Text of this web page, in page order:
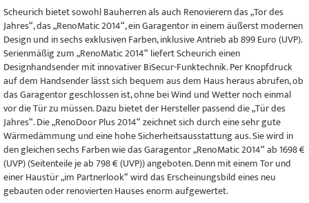
Scheurich bietet sowohl Bauherren als auch Renovierern das „Tor des
Jahres“, das „RenoMatic 2014“, ein Garagentor in einem äußerst modernen
Design und in sechs exklusiven Farben, inklusive Antrieb ab 899 Euro (UVP).
Serienmäßig zum „RenoMatic 2014“ liefert Scheurich einen
Designhandsender mit innovativer BiSecur-Funktechnik. Per Knopfdruck
auf dem Handsender lässt sich bequem aus dem Haus heraus abrufen, ob
das Garagentor geschlossen ist, ohne bei Wind und Wetter noch einmal
vor die Tür zu müssen. Dazu bietet der Hersteller passend die „Tür des
Jahres“. Die „RenoDoor Plus 2014“ zeichnet sich durch eine sehr gute
Wärmedämmung und eine hohe Sicherheitsausstattung aus. Sie wird in
den gleichen sechs Farben wie das Garagentor „RenoMatic 2014“ ab 1698 €
(UVP) (Seitenteile je ab 798 € (UVP)) angeboten. Denn mit einem Tor und
einer Haustür „im Partnerlook“ wird das Erscheinungsbild eines neu
gebauten oder renovierten Hauses enorm aufgewertet.